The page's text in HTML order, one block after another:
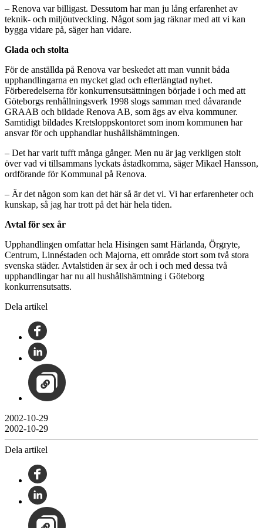
– Renova var billigast. Dessutom har man ju lång erfarenhet av
teknik- och miljöutveckling. Något som jag räknar med att vi kan
bygga vidare på, säger han vidare.
Glada och stolta
För de anställda på Renova var beskedet att man vunnit båda
upphandlingarna en mycket glad och efterlängtad nyhet.
Förberedelserna för konkurrensutsättningen började i och med att
Göteborgs renhållningsverk 1998 slogs samman med dåvarande
GRAAB och bildade Renova AB, som ägs av elva kommuner.
Samtidigt bildades Kretsloppskontoret som inom kommunen har
ansvar för och upphandlar hushållshämtningen.
– Det har varit tufft många gånger. Men nu är jag verkligen stolt
över vad vi tillsammans lyckats åstadkomma, säger Mikael Hansson,
ordförande för Kommunal på Renova.
– Är det någon som kan det här så är det vi. Vi har erfarenheter och
kunskap, så jag har trott på det här hela tiden.
Avtal för sex år
Upphandlingen omfattar hela Hisingen samt Härlanda, Örgryte,
Centrum, Linnéstaden och Majorna, ett område stort som två stora
svenska städer. Avtalstiden är sex år och i och med dessa två
upphandlingar har nu all hushållshämtning i Göteborg
konkurrensutsatts.
Dela artikel
2002-10-29
2002-10-29
Dela artikel